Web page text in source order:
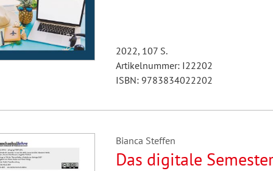
2022, 107 S.
Artikelnummer: I22202
ISBN: 9783834022202
Bianca Steffen
Das digitale